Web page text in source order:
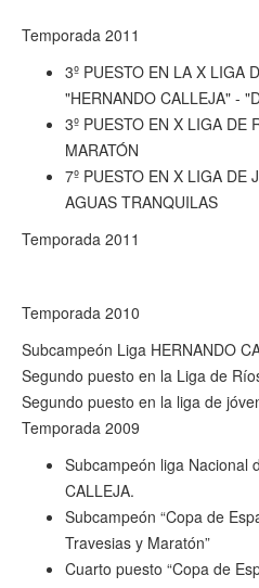
Temporada 2011
3º PUESTO EN LA X LIGA
"HERNANDO CALLEJA" -
3º PUESTO EN X LIGA DE
MARATÓN
7º PUESTO EN X LIGA DE
AGUAS TRANQUILAS
Temporada 2011
Temporada 2010
Subcampeón Liga HERNANDO
Segundo puesto en la Liga de
Segundo puesto en la liga de
Temporada 2009
Subcampeón liga Nacional
CALLEJA.
Subcampeón “Copa de
Travesias y Maratón”
Cuarto puesto “Copa de